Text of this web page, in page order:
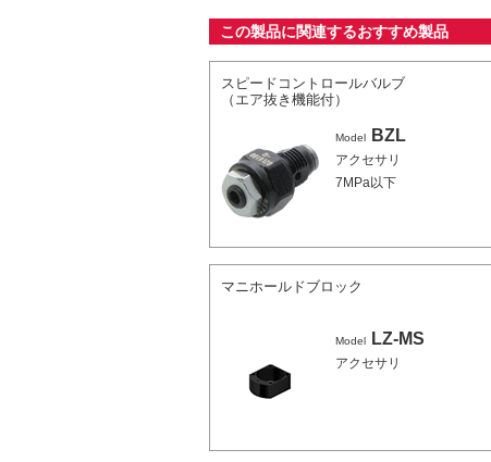
この製品に関連するおすすめ製品
スピードコントロールバルブ
（エア抜き機能付）
Model BZL
アクセサリ
7MPa以下
マニホールドブロック
Model LZ-MS
アクセサリ